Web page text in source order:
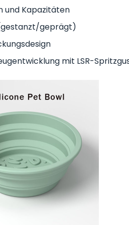
und Kapazitäten
geprägt)
mit LSR-